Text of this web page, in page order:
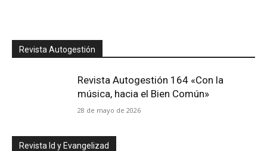
Revista Autogestión
Revista Autogestión 164 «Con la
música, hacia el Bien Común»
28 de mayo de 2026
Revista Id y Evangelizad